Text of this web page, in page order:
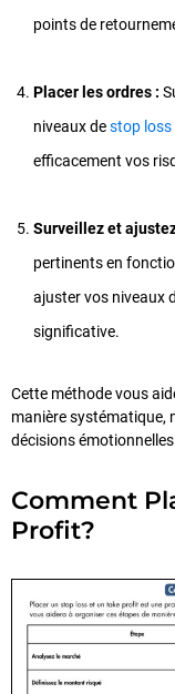
points de
Placer les ordres :
niveaux destop loss
efficacement vos
Surveillez et
pertinents en
ajuster vos niveaux
significative.
Cette méthode vous
manière systématique,
décisions
Comment
Profit?